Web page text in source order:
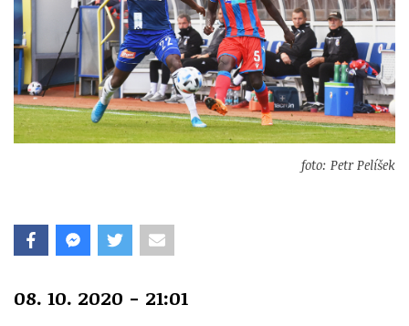
foto: Petr Pelíšek
08. 10. 2020 - 21:01